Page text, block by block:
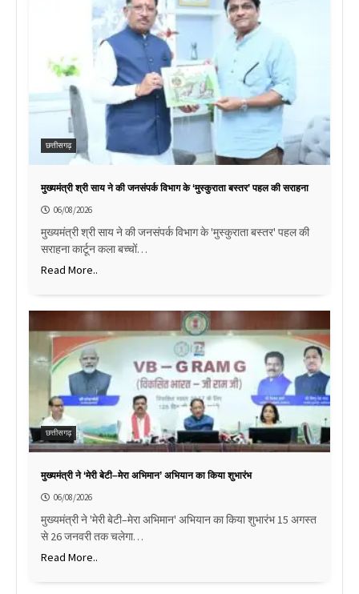
छत्तीसगढ़
मुख्यमंत्री श्री साय ने की जनसंपर्क विभाग के ‘मुस्कुराता बस्तर’ पहल की सराहना
06/08/2026
मुख्यमंत्री श्री साय ने की जनसंपर्क विभाग के 'मुस्कुराता बस्तर' पहल की
सराहना कार्टून कला बच्चों…
Read More..
छत्तीसगढ़
मुख्यमंत्री ने ‘मेरी बेटी–मेरा अभिमान’ अभियान का किया शुभारंभ
06/08/2026
मुख्यमंत्री ने 'मेरी बेटी–मेरा अभिमान' अभियान का किया शुभारंभ 15 अगस्त
से 26 जनवरी तक चलेगा…
Read More..